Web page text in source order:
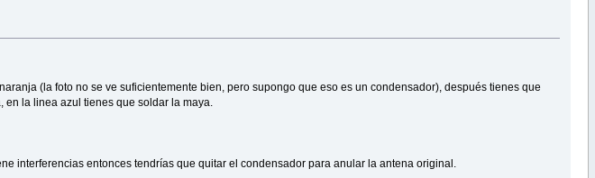
(la foto no se ve suficientemente bien, pero supongo que eso es un condensador), después tienes que
la linea azul tienes que soldar la maya.
interferencias entonces tendrías que quitar el condensador para anular la antena original.